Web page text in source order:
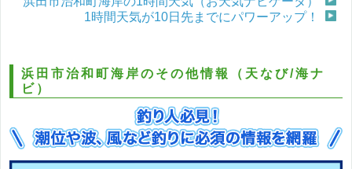
1時間天気が10日先までにパワーアップ！
浜田市治和町海岸のその他情報（天なび/海ナ
ビ）